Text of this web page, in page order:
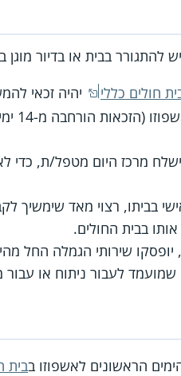
להתגורר בבית או בדיור
חולים כללי
יהיה זכאי
ישלח מרכז היום מטפל/ת, כדי
בביתו, רצוי מאד
בבית החולים.
שמועמד לעבור ניתוח או
בית